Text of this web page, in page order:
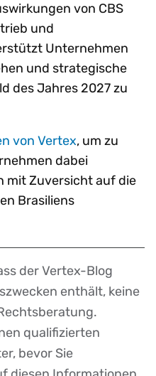
von CBS
und
Unternehmen
und strategische
des Jahres 2027 zu
von Vertex, um zu
dabei
mit Zuversicht auf die
Brasiliens
der Vertex-Blog
enthält, keine
qualifizierten
bevor Sie